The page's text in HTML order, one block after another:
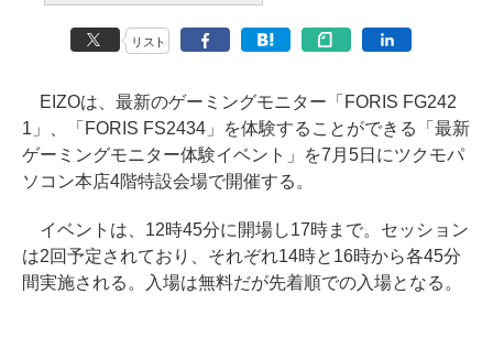
リスト
EIZOは、最新のゲーミングモニター「FORIS FG242
1」、「FORIS FS2434」を体験することができる「最新
ゲーミングモニター体験イベント」を7月5日にツクモパ
ソコン本店4階特設会場で開催する。
イベントは、12時45分に開場し17時まで。セッション
は2回予定されており、それぞれ14時と16時から各45分
間実施される。入場は無料だが先着順での入場となる。